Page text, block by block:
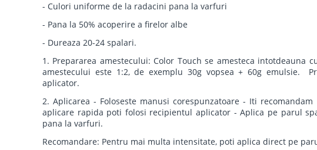
- Culori uniforme de la radacini pana la varfuri
- Pana la 50% acoperire a firelor albe
- Dureaza 20-24 spalari.
1. Prepararea amestecului: Color Touch se amesteca intotdeauna
amestecului este 1:2, de exemplu 30g vopsea + 60g emulsie.
aplicator.
2. Aplicarea - Foloseste manusi corespunzatoare - Iti
aplicare rapida poti folosi recipientul aplicator - Aplica pe parul
pana la varfuri.
Recomandare: Pentru mai multa intensitate, poti aplica direct pe